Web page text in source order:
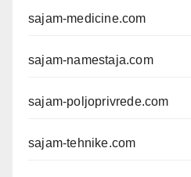
sajam-medicine.com
sajam-namestaja.com
sajam-poljoprivrede.com
sajam-tehnike.com